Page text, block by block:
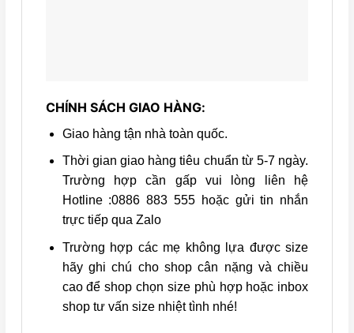
CHÍNH SÁCH GIAO HÀNG:
Giao hàng tận nhà toàn quốc.
Thời gian giao hàng tiêu chuẩn từ 5-7 ngày.
Trường hợp cần gấp vui lòng liên hệ
Hotline :0886 883 555 hoặc gửi tin nhắn
trực tiếp qua Zalo
Trường hợp các mẹ không lựa được size
hãy ghi chú cho shop cân nặng và chiều
cao để shop chọn size phù hợp hoặc inbox
shop tư vấn size nhiệt tình nhé!